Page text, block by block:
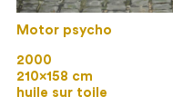
Motor psycho
2000
210×158 cm
huile sur toile